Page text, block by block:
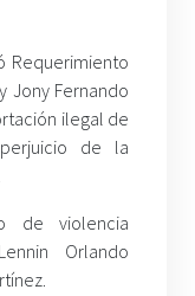
Requerimiento
Jony Fernando
ilegal de
de la
de violencia
Orlando